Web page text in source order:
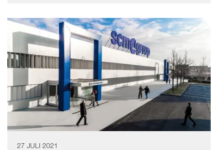
27 JULI 2021